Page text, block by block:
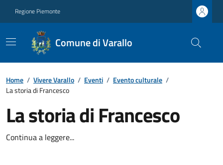
Regione Piemonte
Comune di Varallo
Home / Vivere Varallo / Eventi / Evento culturale /
La storia di Francesco
La storia di Francesco
Continua a leggere...